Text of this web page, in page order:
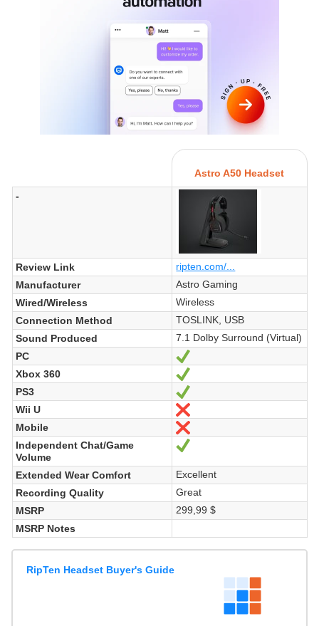
Astro A50 Headset
-
Review Link
ripten.com/...
Manufacturer
Astro Gaming
Wired/Wireless
Wireless
Connection Method
TOSLINK, USB
Sound Produced
7.1 Dolby Surround (Virtual)
PC
Xbox 360
Oui
PS3
Wii U
Non
Mobile
Non
Independent Chat/Game
Volume
Oui
Extended Wear Comfort
Excellent
Recording Quality
Great
MSRP
299,99 $
MSRP Notes
RipTen Headset Buyer's Guide